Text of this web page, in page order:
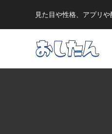
見た目や性格、アプリ